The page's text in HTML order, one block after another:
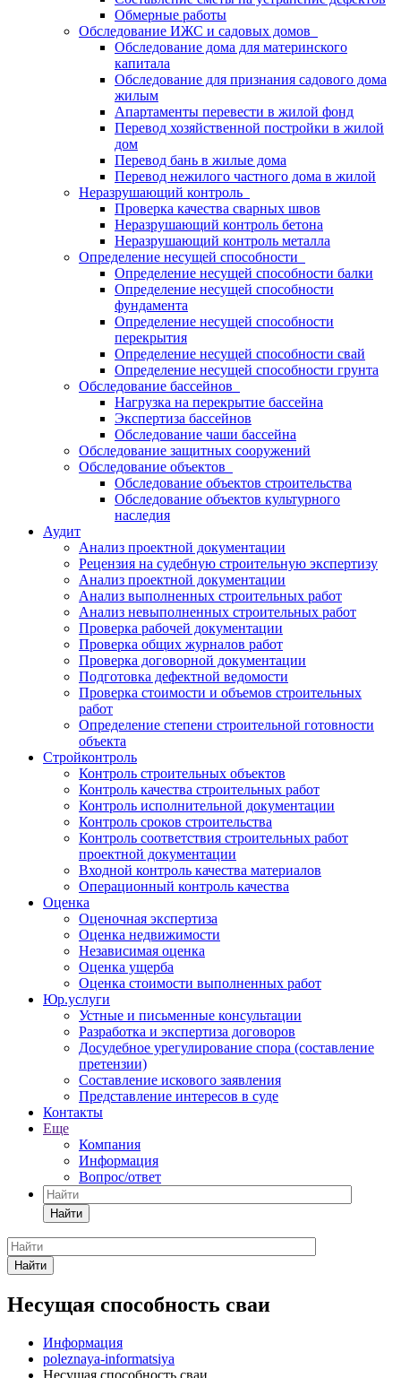
Обмерные работы
Обследование ИЖС и садовых домов
Обследование дома для материнского
капитала
Обследование для признания садового дома
жилым
Апартаменты перевести в жилой фонд
Перевод хозяйственной постройки в жилой
дом
Перевод бань в жилые дома
Перевод нежилого частного дома в жилой
Неразрушающий контроль
Проверка качества сварных швов
Неразрушающий контроль бетона
Неразрушающий контроль металла
Определение несущей способности
Определение несущей способности балки
Определение несущей способности
фундамента
Определение несущей способности
перекрытия
Определение несущей способности свай
Определение несущей способности грунта
Обследование бассейнов
Нагрузка на перекрытие бассейна
Экспертиза бассейнов
Обследование чаши бассейна
Обследование защитных сооружений
Обследование объектов
Обследование объектов строительства
Обследование объектов культурного
наследия
Аудит
Анализ проектной документации
Рецензия на судебную строительную экспертизу
Анализ проектной документации
Анализ выполненных строительных работ
Анализ невыполненных строительных работ
Проверка рабочей документации
Проверка общих журналов работ
Проверка договорной документации
Подготовка дефектной ведомости
Проверка стоимости и объемов строительных
работ
Определение степени строительной готовности
объекта
Стройконтроль
Контроль строительных объектов
Контроль качества строительных работ
Контроль исполнительной документации
Контроль сроков строительства
Контроль соответствия строительных работ
проектной документации
Входной контроль качества материалов
Операционный контроль качества
Оценка
Оценочная экспертиза
Оценка недвижимости
Независимая оценка
Оценка ущерба
Оценка стоимости выполненных работ
Юр.услуги
Устные и письменные консультации
Разработка и экспертиза договоров
Досудебное урегулирование спора (составление
претензии)
Составление искового заявления
Представление интересов в суде
Контакты
Еще
Компания
Информация
Вопрос/ответ
Найти
Найти
Несущая способность сваи
Информация
poleznaya-informatsiya
Несущая способность сваи